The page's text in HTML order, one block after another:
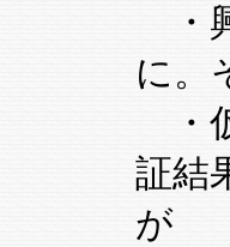
・
に。
・
証結
が